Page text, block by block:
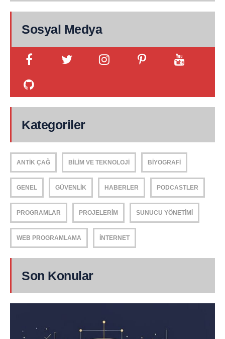
Sosyal Medya
Kategoriler
ANTIK ÇAĞ BILIM VE TEKNOLOJI BIYOGRAFI
GENEL GÜVENLIK HABERLER PODCASTLER
PROGRAMLAR PROJELERIM SUNUCU YÖNETIMI
WEB PROGRAMLAMA İNTERNET
Son Konular